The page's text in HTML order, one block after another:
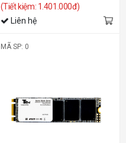
(Tiết kiệm: 1.401.000đ)
Liên hệ
MÃ SP: 0